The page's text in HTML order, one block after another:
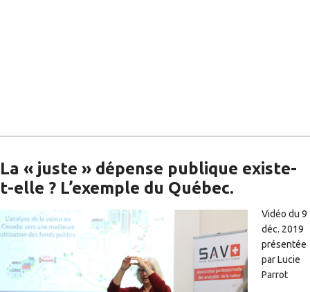
La « juste » dépense publique existe-
t-elle ? L’exemple du Québec.
Vidéo du 9
déc. 2019
présentée
par Lucie
Parrot